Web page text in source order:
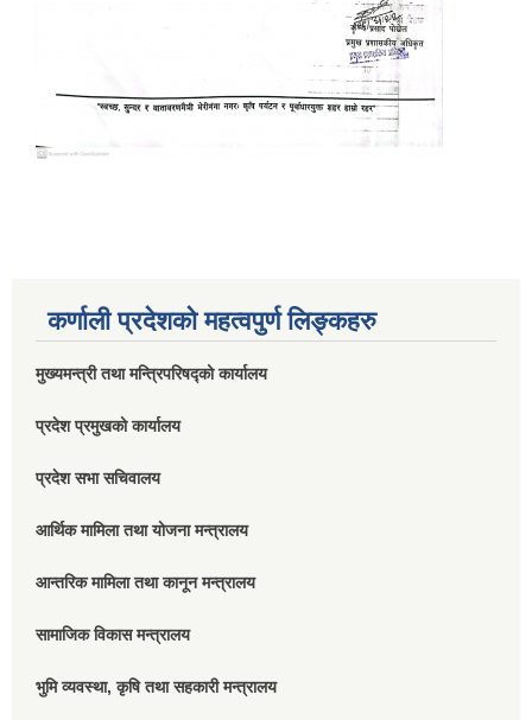
कर्णाली प्रदेशको महत्वपुर्ण लिङ्कहरु
मुख्यमन्त्री तथा मन्त्रिपरिषद्को कार्यालय
प्रदेश प्रमुखको कार्यालय
प्रदेश सभा सचिवालय
आर्थिक मामिला तथा योजना मन्त्रालय
आन्तरिक मामिला तथा कानून मन्त्रालय
सामाजिक विकास मन्त्रालय
भुमि व्यवस्था, कृषि तथा सहकारी मन्त्रालय